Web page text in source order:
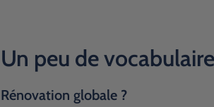
Un peu de vocabulaire
Rénovation globale ?